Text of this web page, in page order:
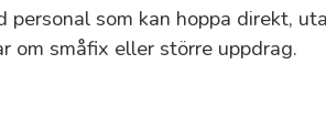
personal som kan hoppa direkt,
om småfix eller större uppdrag.